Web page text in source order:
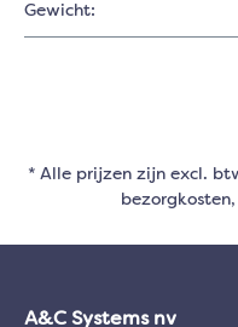
Gewicht:
* Alle prijzen zijn excl.
A&C Systems nv